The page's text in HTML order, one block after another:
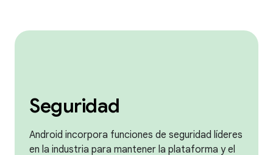
Seguridad
Android incorpora funciones de seguridad líderes
en la industria para mantener la plataforma y el